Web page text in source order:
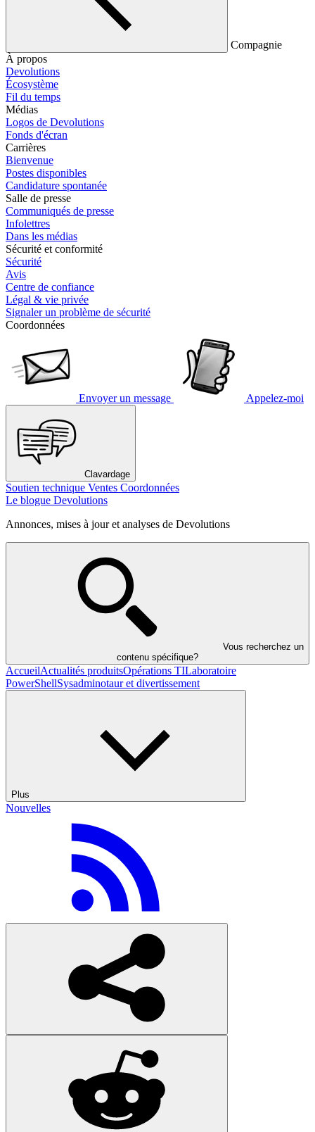
Compagnie
À propos
Devolutions
Écosystème
Fil du temps
Médias
Logos de Devolutions
Fonds d'écran
Carrières
Bienvenue
Postes disponibles
Candidature spontanée
Salle de presse
Communiqués de presse
Infolettres
Dans les médias
Sécurité et conformité
Sécurité
Avis
Centre de confiance
Légal & vie privée
Signaler un problème de sécurité
Coordonnées
Envoyer un message Appelez-moi
Clavardage
Soutien technique Ventes Coordonnées
Le blogue Devolutions
Annonces, mises à jour et analyses de Devolutions
Vous recherchez un
contenu spécifique?
AccueilActualités produitsOpérations TILaboratoire
PowerShellSysadminotaur et divertissement
Plus
Nouvelles